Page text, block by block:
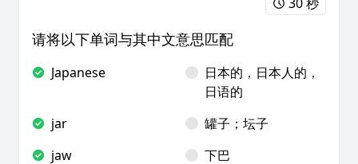
请将以下单词与其中文意思匹配
Japanese
日本的，日本人的，
日语的
jar
罐子；坛子
jaw
下巴